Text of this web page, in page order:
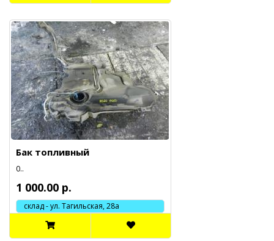
Бак топливный
0..
1 000.00 р.
склад - ул. Тагильская, 28а